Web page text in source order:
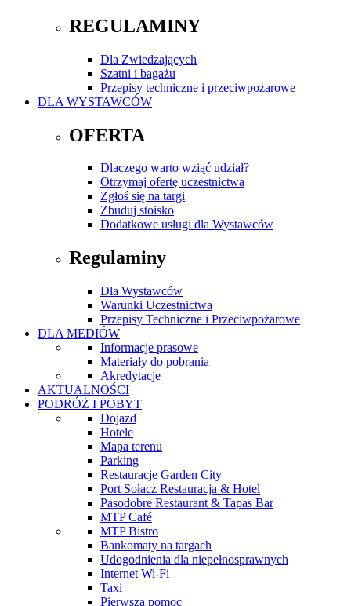
REGULAMINY
Dla Zwiedzających
Szatni i bagażu
Przepisy techniczne i przeciwpożarowe
DLA WYSTAWCÓW
OFERTA
Dlaczego warto wziąć udział?
Otrzymaj ofertę uczestnictwa
Zgłoś się na targi
Zbuduj stoisko
Dodatkowe usługi dla Wystawców
Regulaminy
Dla Wystawców
Warunki Uczestnictwa
Przepisy Techniczne i Przeciwpożarowe
DLA MEDIÓW
Informacje prasowe
Materiały do pobrania
Akredytacje
AKTUALNOŚCI
PODRÓŻ I POBYT
Dojazd
Hotele
Mapa terenu
Parking
Restauracje Garden City
Port Sołacz Restauracja & Hotel
Pasodobre Restaurant & Tapas Bar
MTP Café
MTP Bistro
Bankomaty na targach
Udogodnienia dla niepełnosprawnych
Internet Wi-Fi
Taxi
Pierwsza pomoc